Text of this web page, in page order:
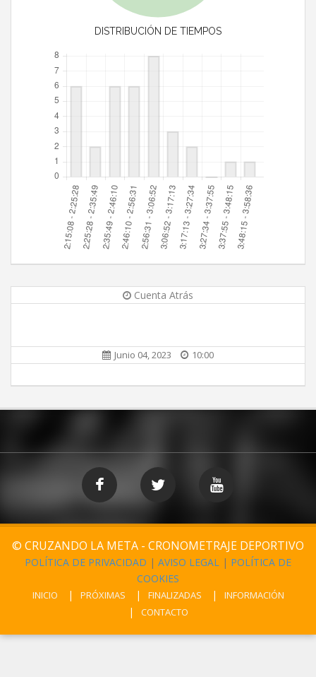
DISTRIBUCIÓN DE TIEMPOS
Cuenta Atrás
Junio 04, 2023 10:00
© CRUZANDO LA META - CRONOMETRAJE DEPORTIVO
POLÍTICA DE PRIVACIDAD | AVISO LEGAL | POLÍTICA DE
COOKIES
INICIO PRÓXIMAS FINALIZADAS
INFORMACIÓN
CONTACTO